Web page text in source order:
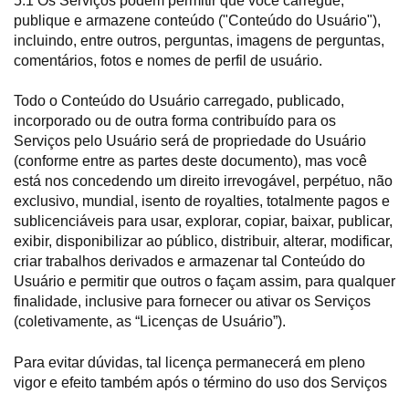
publique e armazene conteúdo ("Conteúdo do Usuário"),
incluindo, entre outros, perguntas, imagens de perguntas,
comentários, fotos e nomes de perfil de usuário.
Todo o Conteúdo do Usuário carregado, publicado,
incorporado ou de outra forma contribuído para os
Serviços pelo Usuário será de propriedade do Usuário
(conforme entre as partes deste documento), mas você
está nos concedendo um direito irrevogável, perpétuo, não
exclusivo, mundial, isento de royalties, totalmente pagos e
sublicenciáveis para usar, explorar, copiar, baixar, publicar,
exibir, disponibilizar ao público, distribuir, alterar, modificar,
criar trabalhos derivados e armazenar tal Conteúdo do
Usuário e permitir que outros o façam assim, para qualquer
finalidade, inclusive para fornecer ou ativar os Serviços
(coletivamente, as “Licenças de Usuário”).
Para evitar dúvidas, tal licença permanecerá em pleno
vigor e efeito também após o término do uso dos Serviços